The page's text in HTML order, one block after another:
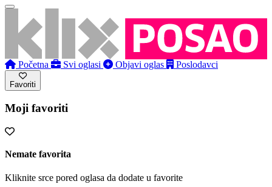
Početna Svi oglasi Objavi oglas Poslodavci
Favoriti
Moji favoriti
Nemate favorita
Kliknite srce pored oglasa da dodate u favorite